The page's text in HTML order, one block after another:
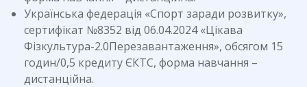
Українська федерація «Спорт заради розвитку»,
сертифікат №8352 від 06.04.2024 «Цікава
Фізкультура-2.0Перезавантаження», обсягом 15
годин/0,5 кредиту ЄКТС, форма навчання –
дистанційна.